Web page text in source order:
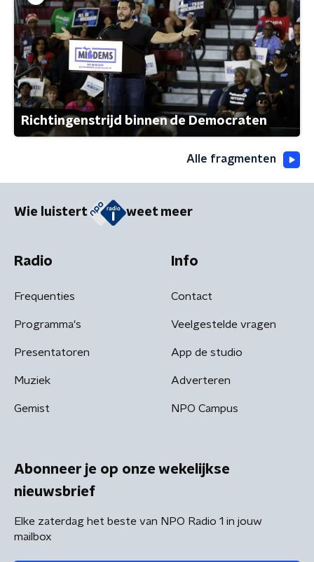
Richtingenstrijd binnen de Democraten
Alle fragmenten
Wie luistert weet meer
Radio
Frequenties
Programma's
Presentatoren
Muziek
Gemist
Info
Contact
Veelgestelde vragen
App de studio
Adverteren
NPO Campus
Abonneer je op onze wekelijkse
nieuwsbrief
Elke zaterdag het beste van NPO Radio 1 in jouw
mailbox